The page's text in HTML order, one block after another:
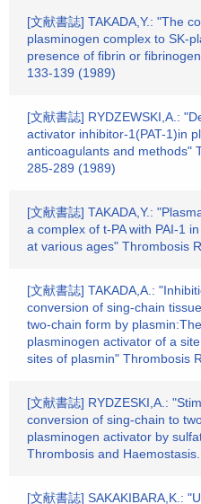
[文献書誌] TAKADA,Y.: "The
plasminogen complex to SK-
presence of fibrin or
133-139 (1989)
[文献書誌] RYDZEWSKI,A.:
activator inhibitor-1(PAT-1)in
anticoagulants and methods"
285-289 (1989)
[文献書誌] TAKADA,Y.:
a complex of t-PA with PAI-1
at various ages" Thrombosis
[文献書誌] TAKADA,A.:
conversion of sing-chain
two-chain form by
plasminogen activator of a
sites of plasmin" Thrombosis
[文献書誌] RYDZESKI,A.:
conversion of sing-chain to
plasminogen activator by
Thrombosis and
[文献書誌] SAKAKIBARA,K.: